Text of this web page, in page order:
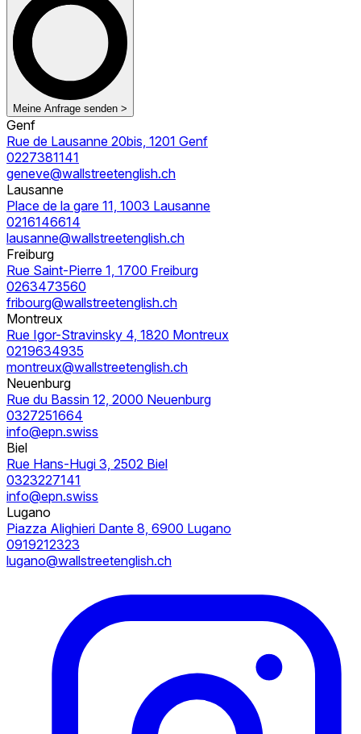
Meine Anfrage senden >
Genf
Rue de Lausanne 20bis, 1201 Genf
0227381141
geneve@wallstreetenglish.ch
Lausanne
Place de la gare 11, 1003 Lausanne
0216146614
lausanne@wallstreetenglish.ch
Freiburg
Rue Saint-Pierre 1, 1700 Freiburg
0263473560
fribourg@wallstreetenglish.ch
Montreux
Rue Igor-Stravinsky 4, 1820 Montreux
0219634935
montreux@wallstreetenglish.ch
Neuenburg
Rue du Bassin 12, 2000 Neuenburg
0327251664
info@epn.swiss
Biel
Rue Hans-Hugi 3, 2502 Biel
0323227141
info@epn.swiss
Lugano
Piazza Alighieri Dante 8, 6900 Lugano
0919212323
lugano@wallstreetenglish.ch